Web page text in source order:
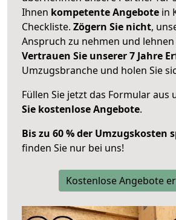
Ihnen kompetente Angebote in
Checkliste. Zögern Sie nicht,
Anspruch zu nehmen und lehnen
Vertrauen Sie unserer 7 Jahre
Umzugsbranche und holen Sie
Füllen Sie jetzt das Formular aus
Sie kostenlose Angebote.
Bis zu 60 % der Umzugskosten
finden Sie nur bei uns!
Kostenlose Angebote